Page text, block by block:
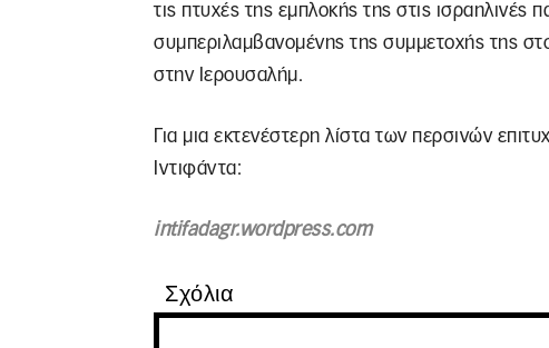
τις πτυχές της εμπλοκής της στις ισραηλινές
συμπεριλαμβανομένης της συμμετοχής της
στην Ιερουσαλήμ.
Για μια εκτενέστερη λίστα των περσινών
Ιντιφάντα:
intifadagr.wordpress.com
Σχόλια